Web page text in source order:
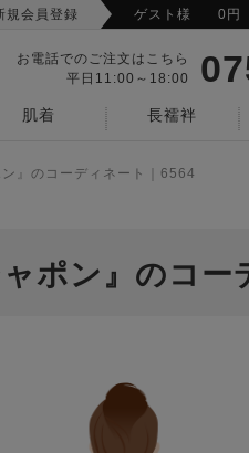
規会員登録 ゲスト様 0円
お電話でのご注文はこちら
平日11:00～18:00
肌着
長襦袢
』のコーディネート｜6564
ポン』のコー